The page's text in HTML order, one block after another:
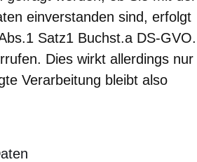
einverstanden sind, erfolgt
Satz1 Buchst.a DS-GVO.
Dies wirkt allerdings nur
Verarbeitung bleibt also